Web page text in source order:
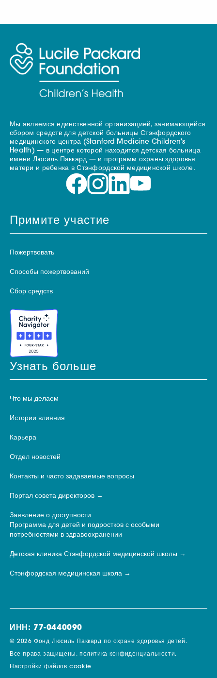
Мы являемся единственной организацией, занимающейся
сбором средств для детской больницы Стэнфордского
медицинского центра (Stanford Medicine Children's
Health) — в центре которой находится детская больница
имени Люсиль Паккард — и программ охраны здоровья
матери и ребенка в Стэнфордской медицинской школе.
Примите участие
Пожертвовать
Способы пожертвований
Сбор средств
Узнать больше
Что мы делаем
Истории влияния
Карьера
Отдел новостей
Контакты и часто задаваемые вопросы
Портал совета директоров
Заявление о доступности
Программа для детей и подростков с особыми
потребностями в здравоохранении
Детская клиника Стэнфордской медицинской школы
Стэнфордская медицинская школа
ИНН: 77-0440090
© 2026 Фонд Люсиль Паккард по охране здоровья детей.
Все права защищены. политика конфиденциальности.
Настройки файлов cookie